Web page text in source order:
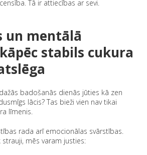
Tā ir attiecības ar sevi.
un mentālā
stabils cukura
badošanās dienās jūties kā zen
lācis? Tas bieži vien nav tikai
līmenis.
rada arī emocionālas svārstības.
mēs varam justies: